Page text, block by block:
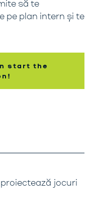
Activate
să te
pe plan intern și te
start the
jocuri